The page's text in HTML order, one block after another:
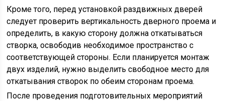
Кроме того, перед установкой раздвижных дверей
следует проверить вертикальность дверного проема и
определить, в какую сторону должна откатываться
створка, освободив необходимое пространство с
соответствующей стороны. Если планируется монтаж
двух изделий, нужно выделить свободное место для
откатывания створок по обеим сторонам проема.
После проведения подготовительных мероприятий